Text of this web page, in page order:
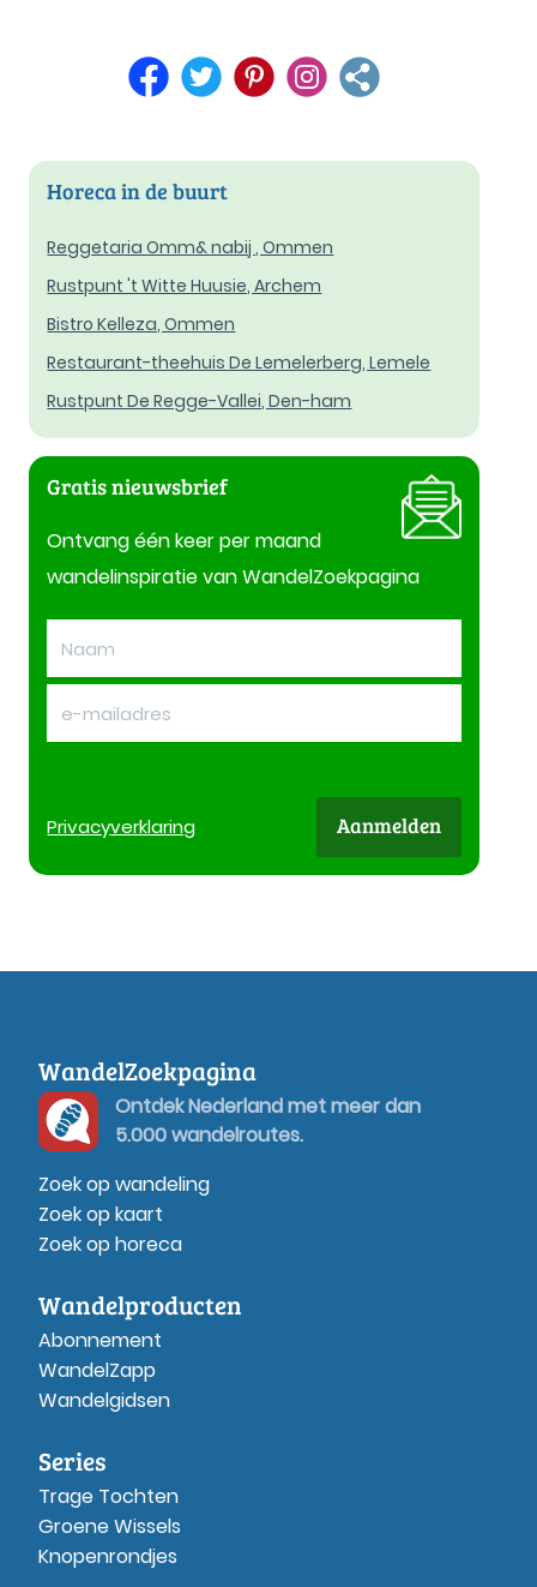
Horeca in de buurt
Reggetaria Omm& nabij , Ommen
Rustpunt 't Witte Huusie, Archem
Bistro Kelleza, Ommen
Restaurant-theehuis De Lemelerberg, Lemele
Rustpunt De Regge-Vallei, Den-ham
Gratis nieuwsbrief
Ontvang één keer per maand
wandelinspiratie van WandelZoekpagina
Privacyverklaring Aanmelden
WandelZoekpagina
Ontdek Nederland met meer dan
5.000 wandelroutes.
Zoek op wandeling
Zoek op kaart
Zoek op horeca
Wandelproducten
Abonnement
WandelZapp
Wandelgidsen
Series
Trage Tochten
Groene Wissels
Knopenrondjes